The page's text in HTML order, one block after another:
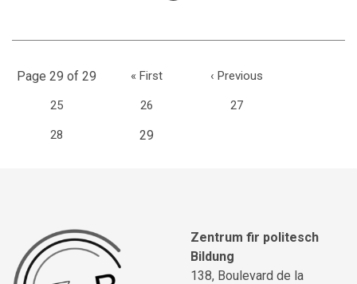
Page 29 of 29 « First ‹ Previous
25 26 27
28 29
Zentrum fir politesch
Bildung
138, Boulevard de la